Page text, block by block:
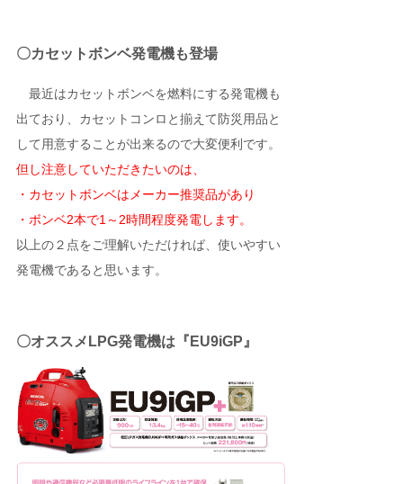
〇カセットボンベ発電機も登場
最近はカセットボンベを燃料にする発電機も
出ており、カセットコンロと揃えて防災用品と
して用意することが出来るので大変便利です。
但し注意していただきたいのは、
・カセットボンベはメーカー推奨品があり
・ボンベ2本で1～2時間程度発電します。
以上の２点をご理解いただければ、使いやすい
発電機であると思います。
〇オススメLPG発電機は『EU9iGP』